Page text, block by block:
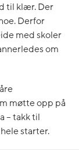
til klær. Der
Derfor
med skoler
om
møtte opp på
– takk til
starter.